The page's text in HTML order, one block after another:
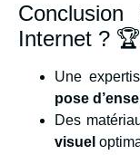
Internet ?
Une
pose
Des
visuel